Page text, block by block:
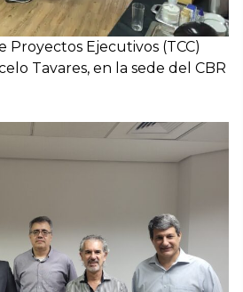
Proyectos Ejecutivos (TCC)
Tavares, en la sede del CBR